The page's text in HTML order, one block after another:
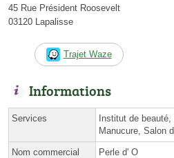
45 Rue Président Roosevelt
03120 Lapalisse
Trajet Waze
Informations
Services
Institut de
Manucure, Salon
Nom commercial Perle d' O